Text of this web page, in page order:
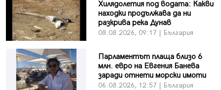
Хилядолетия под водата: Какви
находки продължава да ни
разкрива река Дунав
08.08.2026, 09:17 | България
Парламентът плаща близо 6
млн. евро на Евгения Банева
заради отнети морски имоти
06.08.2026, 12:57 | България